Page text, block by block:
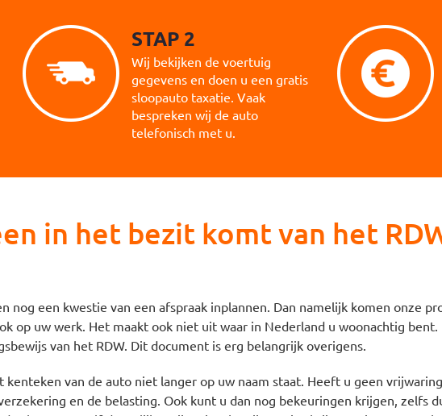
STAP 2
Wij bekijken de voertuig
gegevens en doen u een gratis
sloopauto taxatie. Vaak
bespreken wij de auto
telefonisch met u.
in het bezit komt van het
nog een kwestie van een afspraak inplannen. Dan namelijk komen onze
op uw werk. Het maakt ook niet uit waar in Nederland u woonachtig bent.
van het RDW. Dit document is erg belangrijk overigens.
van de auto niet langer op uw naam staat. Heeft u geen
en de belasting. Ook kunt u dan nog bekeuringen krijgen, zelfs